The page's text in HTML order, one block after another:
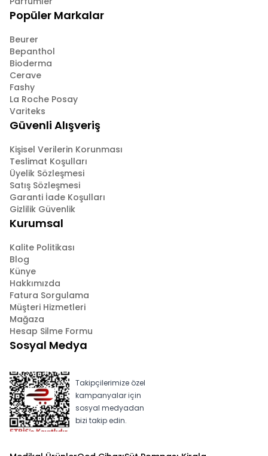
Popüler Markalar
Beurer
Bepanthol
Bioderma
Cerave
Fashy
La Roche Posay
Variteks
Güvenli Alışveriş
Kişisel Verilerin Korunması
Teslimat Koşulları
Üyelik Sözleşmesi
Satış Sözleşmesi
Garanti İade Koşulları
Gizlilik Güvenlik
Kurumsal
Kalite Politikası
Blog
Künye
Hakkımızda
Fatura Sorgulama
Müşteri Hizmetleri
Mağaza
Hesap Silme Formu
Sosyal Medya
Takipçilerimize özel
kampanyalar için
sosyal medyadan
bizi takip edin.